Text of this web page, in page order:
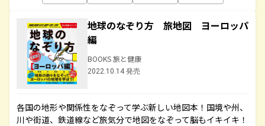
地球のなぞり方 旅地図 ヨーロッパ
編
BOOKS 旅と健康
2022.10.14 発売
各国の地形や関係性をなぞって学ぶ新しい地図本！国境や州、
川や街道、鉄道線など旅気分で地図をなぞって脳もイキイキ！